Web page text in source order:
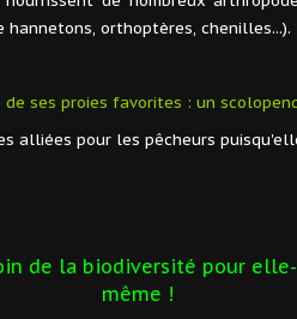
hannetons, orthoptères, chenilles...).
ses proies favorites : un
alliées pour les pêcheurs
de la biodiversité pour
même !